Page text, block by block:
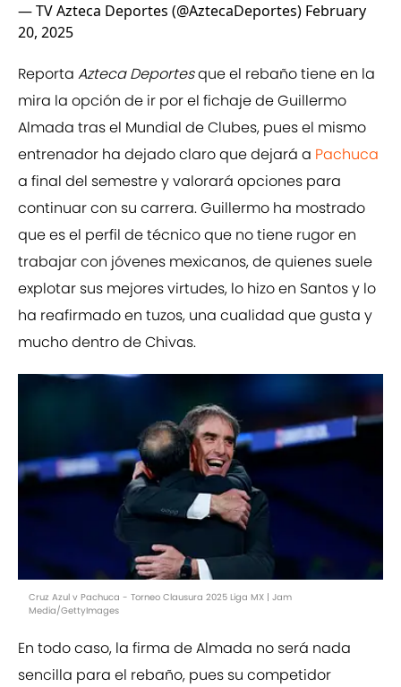
— TV Azteca Deportes (@AztecaDeportes) February
20, 2025
Reporta Azteca Deportesque el rebaño tiene en la
mira la opción de ir por el fichaje de Guillermo
Almada tras el Mundial de Clubes, pues el mismo
entrenador ha dejado claro que dejará a Pachuca
a final del semestre y valorará opciones para
continuar con su carrera. Guillermo ha mostrado
que es el perfil de técnico que no tiene rugor en
trabajar con jóvenes mexicanos, de quienes suele
explotar sus mejores virtudes, lo hizo en Santos y lo
ha reafirmado en tuzos, una cualidad que gusta y
mucho dentro de Chivas.
Cruz Azul v Pachuca - Torneo Clausura 2025 Liga MX | Jam
Media/GettyImages
En todo caso, la firma de Almada no será nada
sencilla para el rebaño, pues su competidor